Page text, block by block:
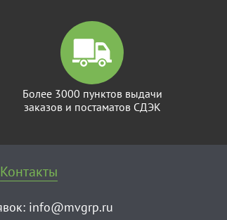
Более 3000 пунктов выдачи
заказов и постаматов СДЭК
Контакты
info@mvgrp.ru